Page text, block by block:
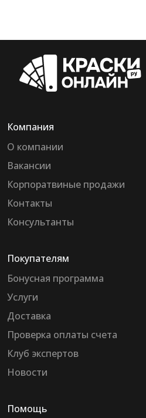
Компания
О компании
Вакансии
Корпоратвиные продажи
Контакты
Консультанты
Покупателям
Бонусная программа
Услуги
Доставка
Проверка оплаты счета
Клуб экспертов
Новости
Помощь